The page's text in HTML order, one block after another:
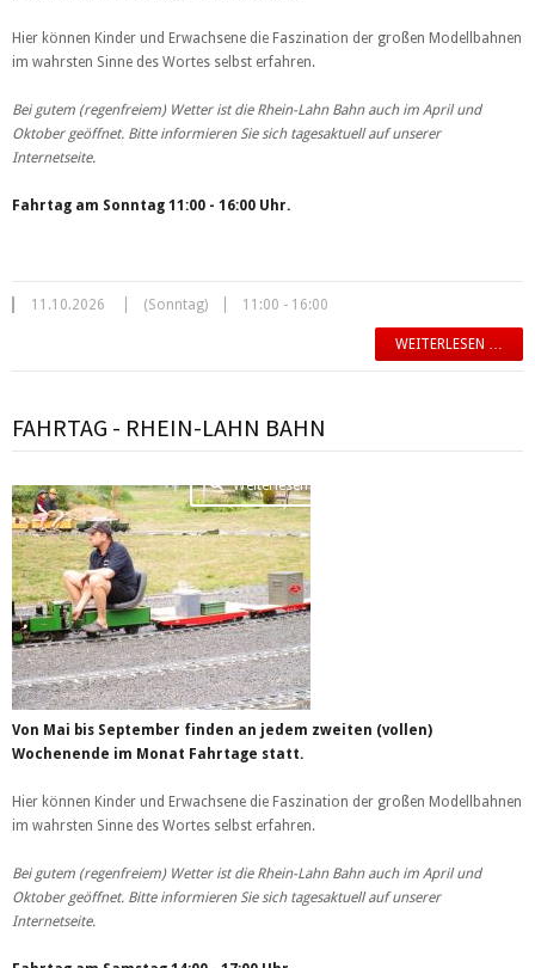
Hier können Kinder und Erwachsene die Faszination der großen Modellbahnen
im wahrsten Sinne des Wortes selbst erfahren.
Bei gutem (regenfreiem) Wetter ist die Rhein-Lahn Bahn auch im April und
Oktober geöffnet. Bitte informieren Sie sich tagesaktuell auf unserer
Internetseite.
Fahrtag am Sonntag 11:00 - 16:00 Uhr.
11.10.2026 (Sonntag) 11:00 - 16:00
WEITERLESEN …
FAHRTAG - RHEIN-LAHN BAHN
Weiterlesen …
Von Mai bis September finden an jedem zweiten (vollen)
Wochenende im Monat Fahrtage statt.
Hier können Kinder und Erwachsene die Faszination der großen Modellbahnen
im wahrsten Sinne des Wortes selbst erfahren.
Bei gutem (regenfreiem) Wetter ist die Rhein-Lahn Bahn auch im April und
Oktober geöffnet. Bitte informieren Sie sich tagesaktuell auf unserer
Internetseite.